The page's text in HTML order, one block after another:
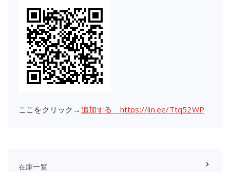
ここをクリック→ 追加する https://lin.ee/Ttq52WP
在庫一覧